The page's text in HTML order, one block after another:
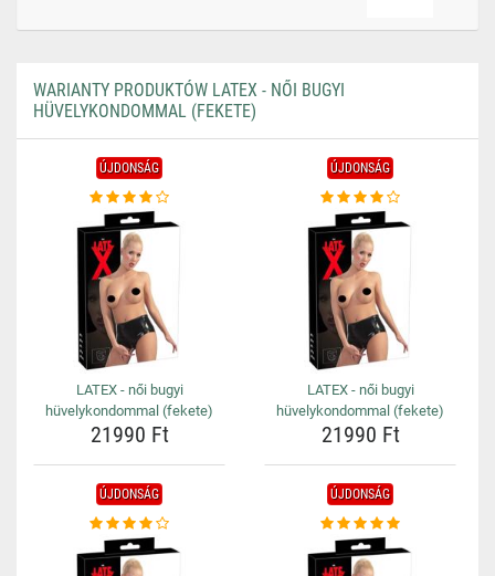
WARIANTY PRODUKTÓW LATEX - NŐI BUGYI
HÜVELYKONDOMMAL (FEKETE)
ÚJDONSÁG
LATEX - női bugyi
hüvelykondommal (fekete)
21990 Ft
ÚJDONSÁG
LATEX - női bugyi
hüvelykondommal (fekete)
21990 Ft
ÚJDONSÁG ÚJDONSÁG